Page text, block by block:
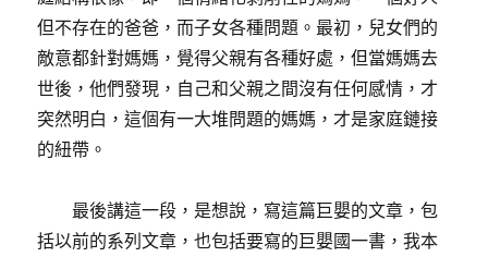
但不存在的爸爸，而子女各種問題。最初，兒女們的
敵意都針對媽媽，覺得父親有各種好處，但當媽媽去
世後，他們發現，自己和父親之間沒有任何感情，才
突然明白，這個有一大堆問題的媽媽，才是家庭鏈接
的紐帶。
最後講這一段，是想說，寫這篇巨嬰的文章，包
括以前的系列文章，也包括要寫的巨嬰國一書，我本